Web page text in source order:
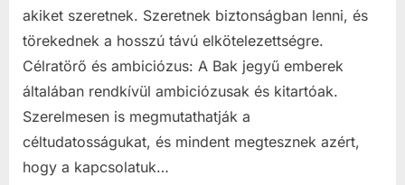
akiket szeretnek. Szeretnek biztonságban lenni, és
törekednek a hosszú távú elkötelezettségre.
Célratörő és ambiciózus: A Bak jegyű emberek
általában rendkívül ambiciózusak és kitartóak.
Szerelmesen is megmutathatják a
céltudatosságukat, és mindent megtesznek azért,
hogy a kapcsolatuk…